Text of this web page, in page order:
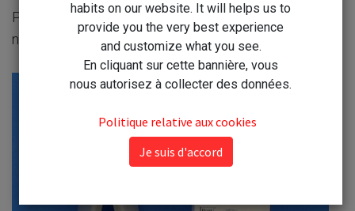
Pour les caractéristiques du produit : cliquez sur le
nom de l'article en gras
habits on our website. It will helps us to
provide you the very best experience
and customize what you see.
En cliquant sur cette bannière, vous
nous autorisez à collecter des données.
Politique relative aux cookies
Je suis d'accord